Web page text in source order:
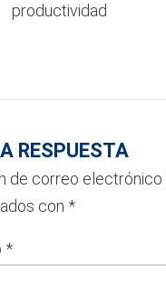
productividad
RESPUESTA
de correo electrónico
con *
*